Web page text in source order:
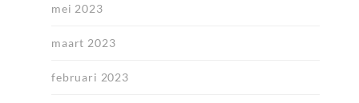
mei 2023
maart 2023
februari 2023